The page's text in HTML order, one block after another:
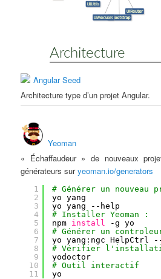
Architecture
Angular Seed
Architecture type d’un projet Angular.
Yeoman
« Échaffaudeur » de nouveaux
générateurs suryeoman.io/generators
1
2
3
4
5
6
7
8
9
10
11
# Générer un nouveau
yo yang
yo yang --help
# Installer Yeoman :
npm install
-g yo
# Générer un
yo yang:ngc HelpCtrl
# Vérifier
yodoctor
# Outil interactif
yo